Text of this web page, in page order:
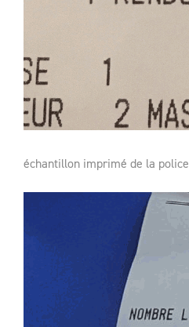
échantillon imprimé de la police